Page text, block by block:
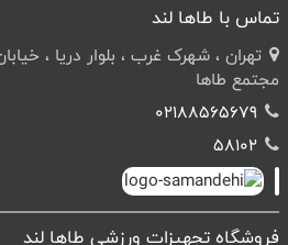
تماس با طاها لند
مجتمع طاها
02188565679
58102
فروشگاه تجهیزات ورزشی طاها لند